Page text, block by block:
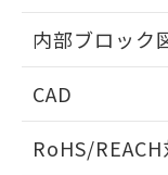
内部ブロック
CAD
ドすることが
RoHS/